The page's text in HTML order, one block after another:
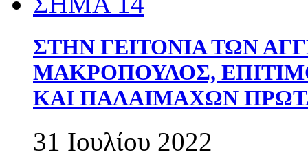
ΣΤΗΝ ΓΕΙΤΟΝΙΑ ΤΩΝ
ΜΑΚΡΟΠΟΥΛΟΣ,
ΚΑΙ ΠΑΛΑΙΜΑΧΩΝ
31 Ιουλίου 2022